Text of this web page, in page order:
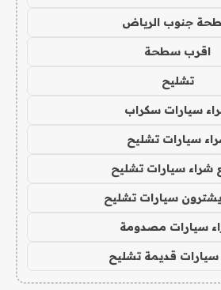
جنوب الرياض
اقرب سطحة
تشليح
سيارات سكراب
سيارات تشليح
شراء سيارات تشليح
يشترون سيارات تشليح
سيارات مصدومة
سيارات قديمة تشليح